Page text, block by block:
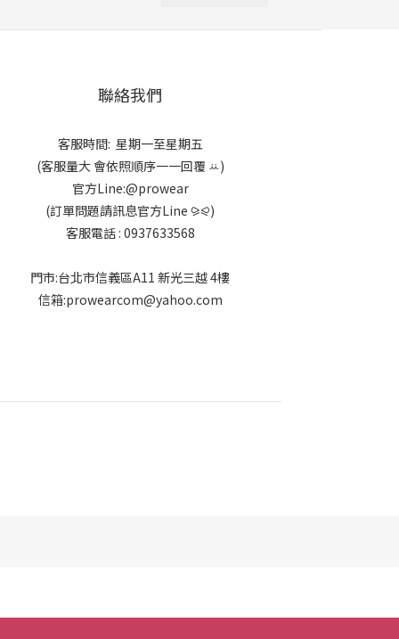
聯絡我們
客服時間: 星期一至星期五
(客服量大 會依照順序一一回覆 ꕁ)
官方Line:@prowear
(訂單問題請訊息官方Line ⪩⪨)
客服電話 : 0937633568
門市:台北市信義區A11 新光三越 4樓
信箱:prowearcom@yahoo.com